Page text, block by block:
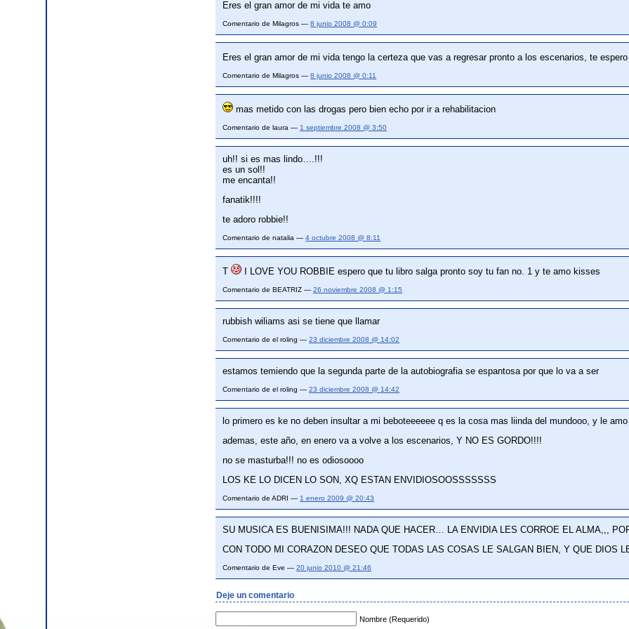
Eres el gran amor de mi vida te amo
Comentario de Milagros —8 junio 2008 @ 0:09
Eres el gran amor de mi vida tengo la certeza que vas a regresar pronto a los escenarios, te
Comentario de Milagros —8 junio 2008 @ 0:11
mas metido con las drogas pero bien echo por ir a rehabilitacion
Comentario de laura — 1 septiembre 2008 @ 3:50
uh!! si es mas lindo….!!!
es un sol!!
me encanta!!
fanatik!!!!
te adoro robbie!!
Comentario de natalia —4 octubre 2008 @ 8:11
T I LOVE YOU ROBBIE espero que tu libro salga pronto soy tu fan no. 1 y te amo kisses
Comentario de BEATRIZ —26 noviembre 2008 @ 1:15
rubbish wiliams asi se tiene que llamar
Comentario de el roling —23 diciembre 2008 @ 14:02
estamos temiendo que la segunda parte de la autobiografia se espantosa por que lo va a ser
Comentario de el roling —23 diciembre 2008 @ 14:42
lo primero es ke no deben insultar a mi beboteeeeee q es la cosa mas liinda del mundooo, y le
ademas, este año, en enero va a volve a los escenarios, Y NO ES GORDO!!!!
no se masturba!!! no es odiosoooo
LOS KE LO DICEN LO SON, XQ ESTAN ENVIDIOSOOSSSSSSS
Comentario de ADRI — 1 enero 2009 @ 20:43
SU MUSICA ES BUENISIMA!!! NADA QUE HACER… LA ENVIDIA LES CORROE EL ALMA,,,
CON TODO MI CORAZON DESEO QUE TODAS LAS COSAS LE SALGAN BIEN, Y QUE DIOS
Comentario de Eve —20 junio 2010 @ 21:46
Deje un comentario
Nombre (Requerido)